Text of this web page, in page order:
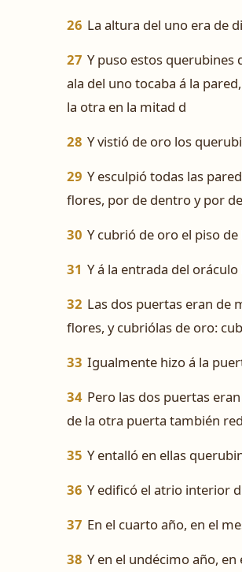
26 La altura del uno era de
27 Y puso estos querubines
ala del uno tocaba á la
la otra en la mitad d
28 Y vistió de oro los
29 Y esculpió todas las
flores, por de dentro y por
30 Y cubrió de oro el piso
31 Y á la entrada del
32 Las dos puertas eran de
flores, y cubriólas de oro:
33 Igualmente hizo á la
34 Pero las dos puertas
de la otra puerta también
35 Y entalló en ellas
36 Y edificó el atrio interior
37 En el cuarto año, en el
38 Y en el undécimo año,